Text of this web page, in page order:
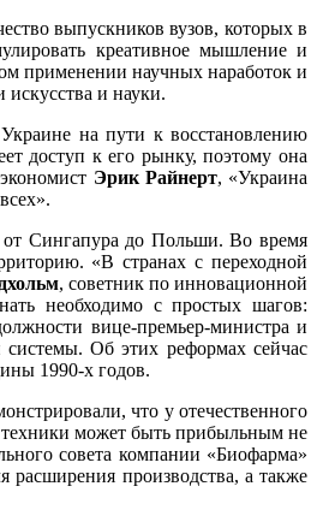
выпускников вузов, которых в
креативное мышление и
применении научных наработок и
и науки.
на пути к восстановлению
доступ к его рынку, поэтому она
Эрик Райнерт, «Украина
от Сингапура до Польши. Во время
«В странах с переходной
, советник по инновационной
необходимо с простых шагов:
вице-премьер-министра и
Об этих реформах сейчас
1990-х годов.
что у отечественного
техники может быть прибыльным не
совета компании «Биофарма»
производства, а также